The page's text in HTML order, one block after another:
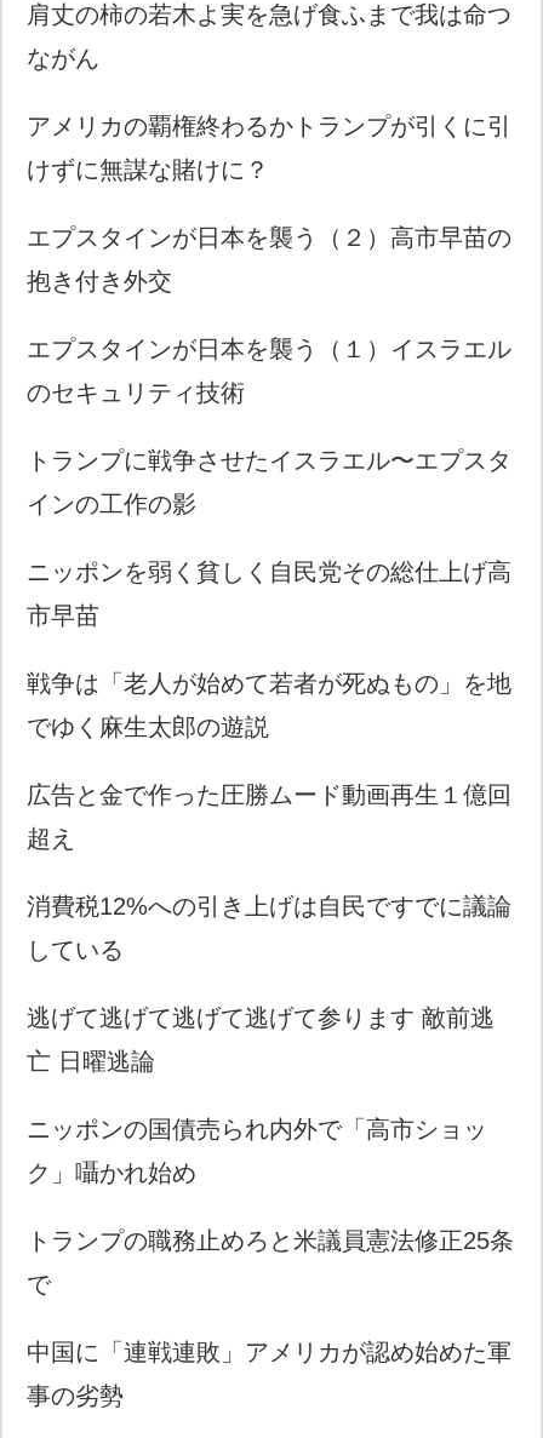
肩丈の柿の若木よ実を急げ食ふまで我は命つ
ながん
アメリカの覇権終わるかトランプが引くに引
けずに無謀な賭けに？
エプスタインが日本を襲う（２）高市早苗の
抱き付き外交
エプスタインが日本を襲う（１）イスラエル
のセキュリティ技術
トランプに戦争させたイスラエル〜エプスタ
インの工作の影
ニッポンを弱く貧しく自民党その総仕上げ高
市早苗
戦争は「老人が始めて若者が死ぬもの」を地
でゆく麻生太郎の遊説
広告と金で作った圧勝ムード動画再生１億回
超え
消費税12%への引き上げは自民ですでに議論
している
逃げて逃げて逃げて逃げて参ります 敵前逃
亡 日曜逃論
ニッポンの国債売られ内外で「高市ショッ
ク」囁かれ始め
トランプの職務止めろと米議員憲法修正25条
で
中国に「連戦連敗」アメリカが認め始めた軍
事の劣勢